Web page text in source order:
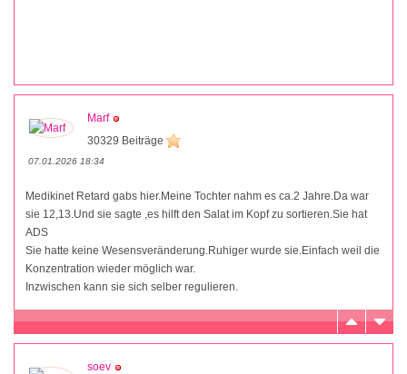
Marf
30329 Beiträge
07.01.2026 18:34
Medikinet Retard gabs hier.Meine Tochter nahm es ca.2 Jahre.Da war
sie 12,13.Und sie sagte ,es hilft den Salat im Kopf zu sortieren.Sie hat
ADS
Sie hatte keine Wesensveränderung.Ruhiger wurde sie.Einfach weil die
Konzentration wieder möglich war.
Inzwischen kann sie sich selber regulieren.
soev